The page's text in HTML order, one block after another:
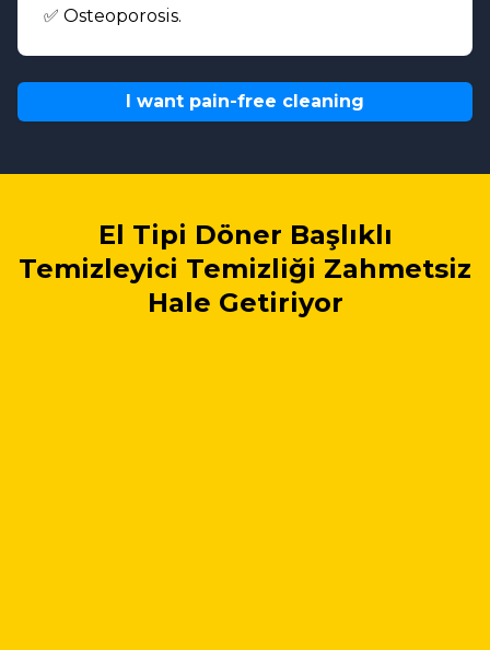
✅ Osteoporosis.
I want pain-free cleaning
El Tipi Döner Başlıklı
Temizleyici Temizliği Zahmetsiz
Hale Getiriyor